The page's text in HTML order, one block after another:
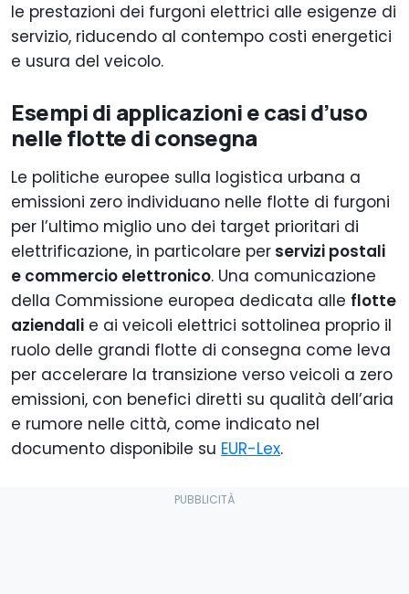
le prestazioni dei furgoni elettrici alle esigenze di
servizio, riducendo al contempo costi energetici
e usura del veicolo.
Esempi di applicazioni e casi d’uso
nelle flotte di consegna
Le politiche europee sulla logistica urbana a
emissioni zero individuano nelle flotte di furgoni
per l’ultimo miglio uno dei target prioritari di
elettrificazione, in particolare per servizi postali
e commercio elettronico. Una comunicazione
della Commissione europea dedicata alle flotte
aziendali e ai veicoli elettrici sottolinea proprio il
ruolo delle grandi flotte di consegna come leva
per accelerare la transizione verso veicoli a zero
emissioni, con benefici diretti su qualità dell’aria
e rumore nelle città, come indicato nel
documento disponibile su EUR-Lex.